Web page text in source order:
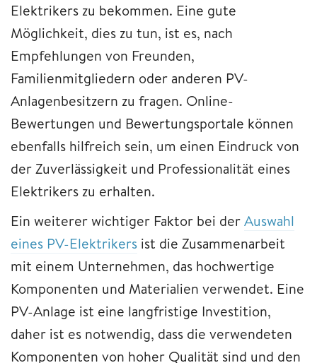
Elektrikers zu bekommen. Eine gute
Möglichkeit, dies zu tun, ist es, nach
Empfehlungen von Freunden,
Familienmitgliedern oder anderen PV-
Anlagenbesitzern zu fragen. Online-
Bewertungen und Bewertungsportale können
ebenfalls hilfreich sein, um einen Eindruck von
der Zuverlässigkeit und Professionalität eines
Elektrikers zu erhalten.
Ein weiterer wichtiger Faktor bei derAuswahl
eines PV-Elektrikers ist die Zusammenarbeit
mit einem Unternehmen, das hochwertige
Komponenten und Materialien verwendet. Eine
PV-Anlage ist eine langfristige Investition,
daher ist es notwendig, dass die verwendeten
Komponenten von hoher Qualität sind und den